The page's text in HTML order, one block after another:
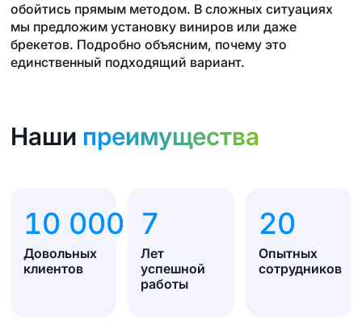
обойтись прямым методом. В сложных ситуациях
мы предложим установку виниров или даже
брекетов. Подробно объясним, почему это
единственный подходящий вариант.
Наши преимущества
10 000
Довольных
клиентов
7
Лет
успешной
работы
20
Опытных
сотрудников